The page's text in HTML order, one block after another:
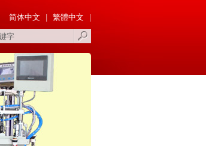
简体中文 繁體中文